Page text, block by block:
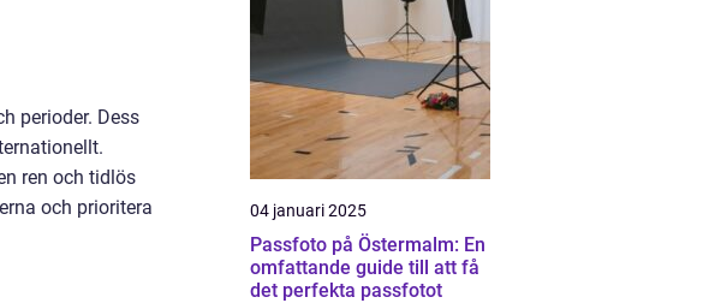
perioder. Dess
ren och tidlös
och prioritera
04 januari 2025
Passfoto på Östermalm: En
omfattande guide till att få
det perfekta passfotot